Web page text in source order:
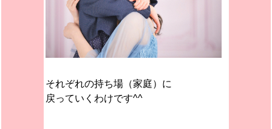
それぞれの持ち場（家庭）に
戻っていくわけです^^